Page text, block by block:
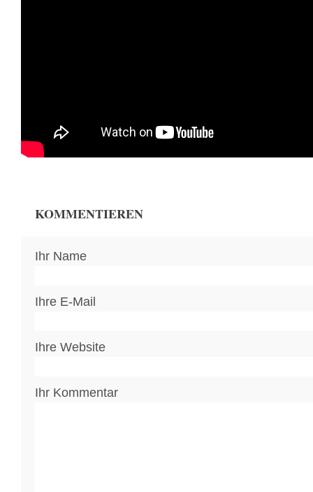
KOMMENTIEREN
Ihr Name
Ihre E-Mail
Ihre Website
Ihr Kommentar